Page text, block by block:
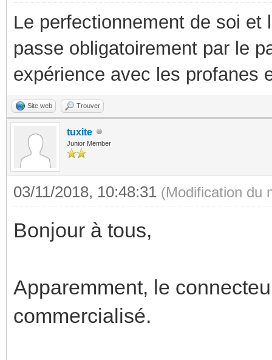
Le perfectionnement de soi
passe obligatoirement par le
expérience avec les profanes
Site web Trouver
tuxite
Junior Member
03/11/2018, 10:48:31 (Modification du
Bonjour à tous,
Apparemment, le
commercialisé.